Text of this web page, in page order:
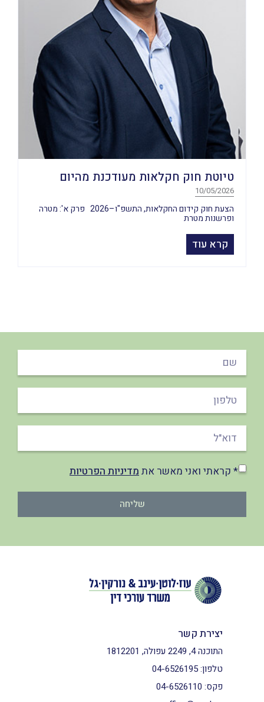
טיוטת חוק חקלאות מעודכנת מהיום
10/05/2026
הצעת חוק קידום החקלאות, התשפ"ו–2026 פרק א': מטרה
ופרשנות מטרת
קרא עוד
* קראתי ואני מאשר אתמדיניות הפרטיות
שליחה
יצירת קשר
התוכנה 4, 2249 עפולה, 1812201
טלפון:04-6526195
פקס: 04-6526110